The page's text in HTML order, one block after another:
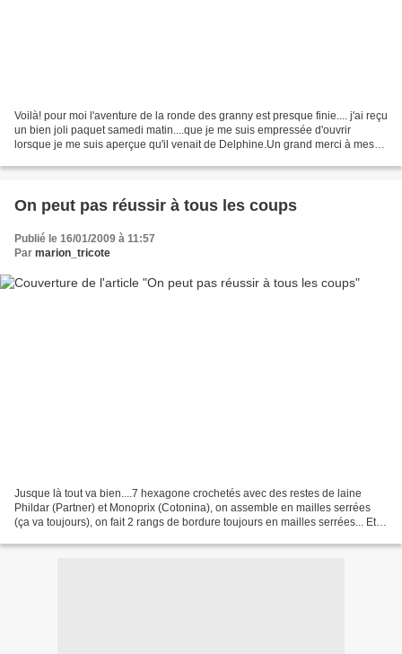
Voilà! pour moi l'aventure de la ronde des granny est presque finie.... j'ai reçu
un bien joli paquet samedi matin....que je me suis empressée d'ouvrir
lorsque je me suis aperçue qu'il venait de Delphine.Un grand merci à mes
On peut pas réussir à tous les coups
Publié le 16/01/2009 à 11:57
Par marion_tricote
Jusque là tout va bien....7 hexagone crochetés avec des restes de laine
Phildar (Partner) et Monoprix (Cotonina), on assemble en mailles serrées
(ça va toujours), on fait 2 rangs de bordure toujours en mailles serrées... Et là